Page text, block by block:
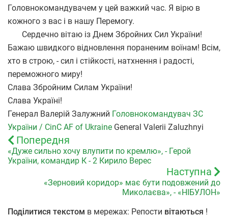
Головнокомандувачем у цей важкий час. Я вірю в
кожного з вас і в нашу Перемогу.
Сердечно вітаю із Днем Збройних Сил України!
Бажаю швидкого відновлення пораненим воїнам! Всім,
хто в строю, - сил і стійкості, натхнення і радості,
переможного миру!
Слава Збройним Силам України!
Слава Україні!
Генерал Валерій Залужний Головнокомандувач ЗС
України / CinC AF of Ukraine General Valerii Zaluzhnyi
Попередня
«Дуже сильно хочу влупити по кремлю», - Герой
України, командир К - 2 Кирило Верес
Наступна
«Зерновий коридор» має бути подовжений до
Миколаєва», - «НІБУЛОН»
Поділитися текстом в мережах: Репости вітаються !